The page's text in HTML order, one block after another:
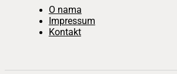
O nama
Impressum
Kontakt